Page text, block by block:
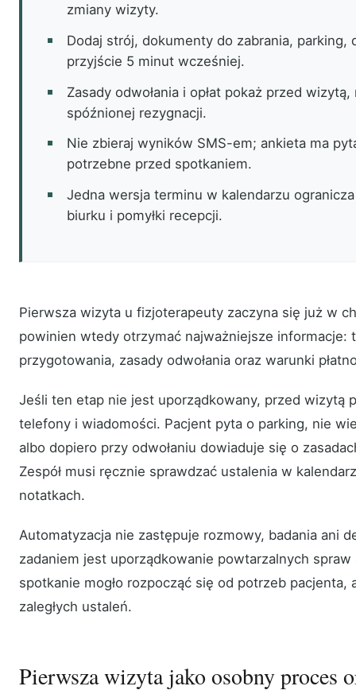
zmiany wizyty.
Dodaj strój, dokumenty do zabrania, parking,
przyjście 5 minut wcześniej.
Zasady odwołania i opłat pokaż przed
spóźnionej rezygnacji.
Nie zbieraj wyników SMS-em; ankieta ma
potrzebne przed spotkaniem.
Jedna wersja terminu w kalendarzu
biurku i pomyłki recepcji.
Pierwsza wizyta u fizjoterapeuty zaczyna się już w
powinien wtedy otrzymać najważniejsze informacje:
przygotowania, zasady odwołania oraz warunki
Jeśli ten etap nie jest uporządkowany, przed wizytą
telefony i wiadomości. Pacjent pyta o parking, nie
albo dopiero przy odwołaniu dowiaduje się o
Zespół musi ręcznie sprawdzać ustalenia w
notatkach.
Automatyzacja nie zastępuje rozmowy, badania ani
zadaniem jest uporządkowanie powtarzalnych
spotkanie mogło rozpocząć się od potrzeb pacjenta,
zaległych ustaleń.
Pierwsza wizyta jako osobny proces